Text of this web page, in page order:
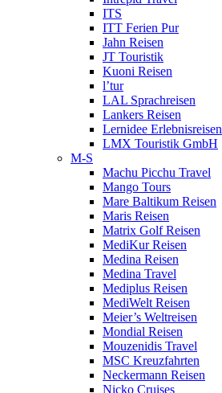
ITS
ITT Ferien Pur
Jahn Reisen
JT Touristik
Kuoni Reisen
l’tur
LAL Sprachreisen
Lankers Reisen
Lernidee Erlebnisreisen
LMX Touristik GmbH
M-S
Machu Picchu Travel
Mango Tours
Mare Baltikum Reisen
Maris Reisen
Matrix Golf Reisen
MediKur Reisen
Medina Reisen
Medina Travel
Mediplus Reisen
MediWelt Reisen
Meier’s Weltreisen
Mondial Reisen
Mouzenidis Travel
MSC Kreuzfahrten
Neckermann Reisen
Nicko Cruises